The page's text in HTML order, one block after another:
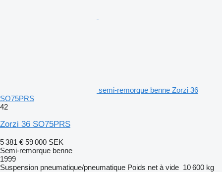
semi-remorque benne Zorzi 36
SO75PRS
42
Zorzi 36 SO75PRS
5 381 € 59 000 SEK
Semi-remorque benne
1999
Suspension pneumatique/pneumatique Poids net à vide 10 600 kg